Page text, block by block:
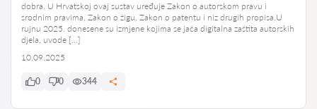
dobra. U Hrvatskoj ovaj sustav uređuje Zakon o autorskom pravu i
srodnim pravima, Zakon o žigu, Zakon o patentu i niz drugih propisa.U
rujnu 2025. donesene su izmjene kojima se jača digitalna zaštita autorskih
djela, uvode […]
10.09.2025
0 0 344